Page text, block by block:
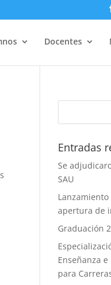
Docentes
Entradas
Se
SAU
Lanzamiento
apertura de
Graduación
Enseñanza
para